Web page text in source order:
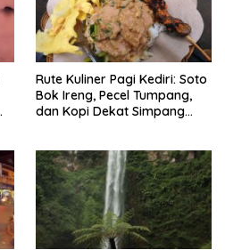
Rute Kuliner Pagi Kediri: Soto
Bok Ireng, Pecel Tumpang,
dan Kopi Dekat Simpang